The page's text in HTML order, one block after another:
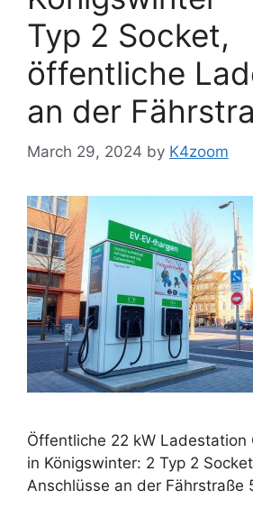
Typ 2 Socket,
öffentliche
an der
March 29, 2024 by K4zoom
Öffentliche 22 kW Ladestation
in Königswinter: 2 Typ 2
Anschlüsse an der Fährstraße